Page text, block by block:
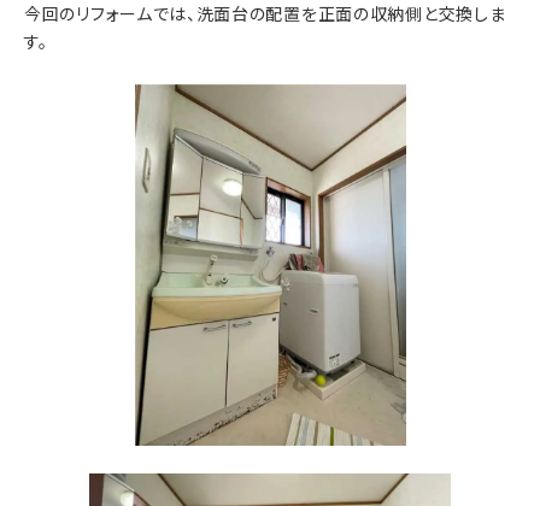
今回のリフォームでは、洗面台の配置を正面の収納側と交換しま
す。